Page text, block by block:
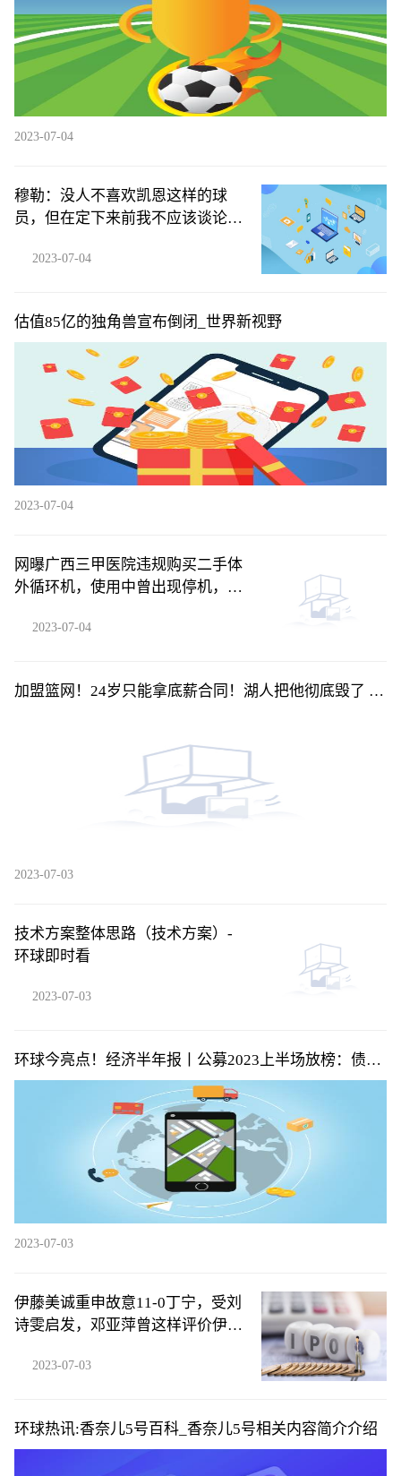
2023-07-04
穆勒：没人不喜欢凯恩这样的球
员，但在定下来前我不应该谈论他
2023-07-04
估值85亿的独角兽宣布倒闭_世界新视野
2023-07-04
网曝广西三甲医院违规购买二手体
外循环机，使用中曾出现停机，知
2023-07-04
加盟篮网！24岁只能拿底薪合同！湖人把他彻底毁了 环
2023-07-03
技术方案整体思路（技术方案）-
环球即时看
2023-07-03
环球今亮点！经济半年报丨公募2023上半场放榜：债基
扛新发大旗，主动权益基金近六成亏损
2023-07-03
伊藤美诚重申故意11-0丁宁，受刘
诗雯启发，邓亚萍曾这样评价伊
2023-07-03
环球热讯:香奈儿5号百科_香奈儿5号相关内容简介介绍